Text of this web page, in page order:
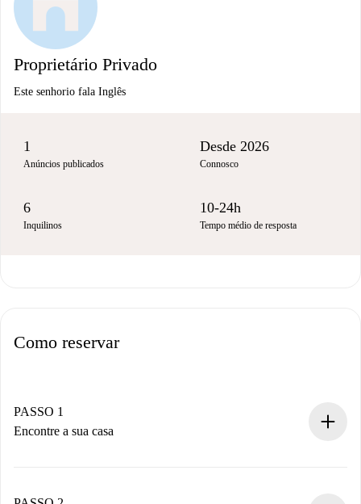
Proprietário Privado
Este senhorio fala Inglês
1
Anúncios publicados
Desde 2026
Connosco
6
Inquilinos
10-24h
Tempo médio de resposta
Como reservar
PASSO 1
Encontre a sua casa